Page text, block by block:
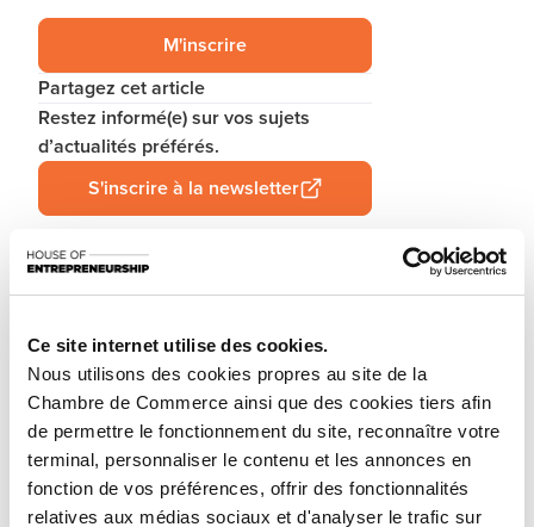
Ce site internet utilise des cookies.
Nous utilisons des cookies propres au site de la
Chambre de Commerce ainsi que des cookies tiers afin
de permettre le fonctionnement du site, reconnaître votre
terminal, personnaliser le contenu et les annonces en
fonction de vos préférences, offrir des fonctionnalités
relatives aux médias sociaux et d'analyser le trafic sur
M'inscrire
Partagez cet article
Restez informé(e) sur vos sujets
d’actualités préférés.
S'inscrire à la newsletter
existing one in Luxembourg? Let’s get guided by the
advisors of the House of Entrepreneurship, the single
point of contact for entrepreneurs.
How? Attend the upcoming workshop «How to start
your business in Luxembourg?» focusing on the
ecosystem, regulatory framework and steps to follow.